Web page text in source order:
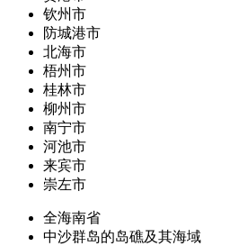
钦州市
防城港市
北海市
梧州市
桂林市
柳州市
南宁市
河池市
来宾市
崇左市
全海南省
中沙群岛的岛礁及其海域